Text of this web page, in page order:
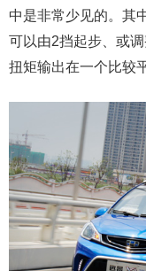
中是非常少见的。其
可以由2挡起步、或
扭矩输出在一个比较